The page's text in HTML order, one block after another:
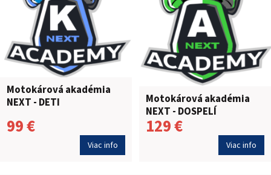
Motokárová akadémia
NEXT - DETI
99 €
Viac info
Motokárová akadémia
NEXT - DOSPELÍ
129 €
Viac info